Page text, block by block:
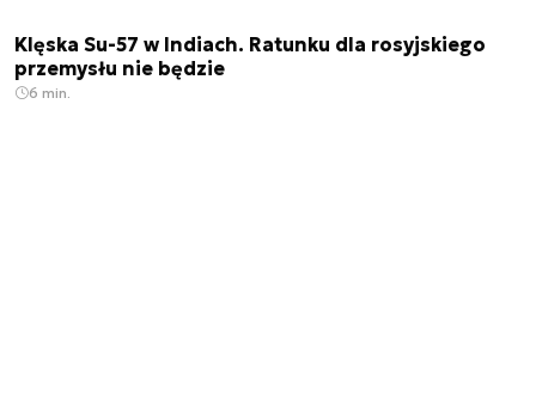
Klęska Su-57 w Indiach. Ratunku dla rosyjskiego
przemysłu nie będzie
6 min.